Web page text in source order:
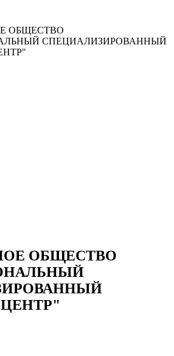
ОБЩЕСТВО
СПЕЦИАЛИЗИРОВАННЫЙ
ОБЩЕСТВО